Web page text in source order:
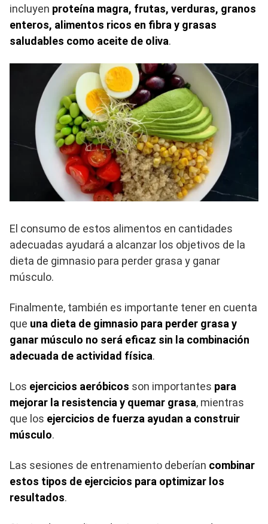
incluyen proteína magra, frutas, verduras, granos
enteros, alimentos ricos en fibra y grasas
saludables como aceite de oliva.
El consumo de estos alimentos en cantidades
adecuadas ayudará a alcanzar los objetivos de la
dieta de gimnasio para perder grasa y ganar
músculo.
Finalmente, también es importante tener en cuenta
que una dieta de gimnasio para perder grasa y
ganar músculo no será eficaz sin la combinación
adecuada de actividad física.
Los ejercicios aeróbicos son importantes para
mejorar la resistencia y quemar grasa, mientras
que los ejercicios de fuerza ayudan a construir
músculo.
Las sesiones de entrenamiento deberían combinar
estos tipos de ejercicios para optimizar los
resultados.